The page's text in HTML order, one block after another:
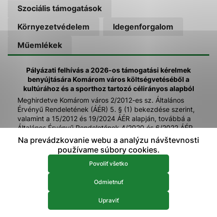
Szociális támogatások
Környezetvédelem
Idegenforgalom
Műemlékek
Pályázati felhívás a 2026-os támogatási kérelmek
benyújtására Komárom város költségvetéséből a
kultúrához és a sporthoz tartozó célirányos alapból
Meghirdetve Komárom város 2/2012-es sz. Általános
Érvényű Rendeletének (ÁÉR) 5. § (1) bekezdése szerint,
valamint a 15/2012 és 19/2024 ÁÉR alapján, továbbá a
Általános Érvényű Rendeletének 4/2020 és 6/2022 ÁÉR.
1. Sport területén igényelhető pénzügyi támogatásra
olyan, a Szlovák Köztársaság Belügyminisztériumában
bejegyzett sportegyesület (társulás) egész év folyamán
pályázhat, amelynek székhelye a város területén
2. A kultúra területen nyújtandó pénzügyi
támogatásra, ill. a sport területén elért egyszeri
események támogatását kérheti:
Na prevádzkovanie webu a analýzu návštevnosti
používame súbory cookies.
Povoliť všetko
Odmietnuť
Upraviť
prístup k zabezpečeným oblastiam webovej stránky. Bez
Analytické cookies
pochopiť, ako návštevníci stránok stránku používajú, aby
mohol stránky optimalizovať a ponúknuť im lepšiu
skúsenosť. Všetky dáta sa zbierajú anonymne a nie je
možné ich spojiť s konkrétnou osobou.
Povoliť všetko
Uložiť nastavenia
Viac informácií